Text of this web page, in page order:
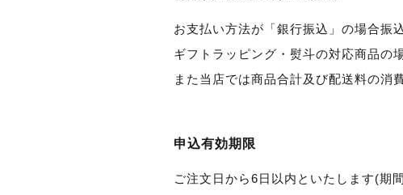
お支払い方法が「銀行振込」の場合振
ギフトラッピング・熨斗の対応商品の
また当店では商品合計及び配送料の消
申込有効期限
ご注文日から6日以内といたします(期